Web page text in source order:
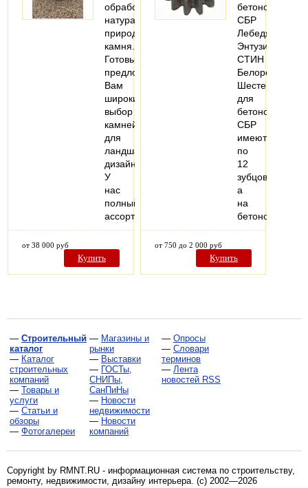
обработкой
натурального
природного
камня.
Готовы
предложить
Вам
широкий
выбор
камней
для
ландшафтного
дизайна.
У
нас
полный
ассортимент…
от 38 000 руб
Купить
СБР
Лебедянь,
Энтузиаст
СТИН
Белорецк.
Шестерни
для
СБР
имеют
по
12
зубцов,
а
на
от 750 до 2 000 руб
Купить
— Строительный
каталог
— Каталог
строительных
компаний
— Товары и
услуги
— Статьи и
обзоры
— Фотогалереи
— Магазины и
рынки
— Выставки
— ГОСТы,
СНИПы,
СанПиНы
— Новости
недвижимости
— Новости
компаний
— Опросы
— Словари
терминов
— Лента
новостей RSS
Copyright by RMNT.RU - информационная система по строительству,
ремонту, недвижимости, дизайну интерьера. (c) 2002—2026